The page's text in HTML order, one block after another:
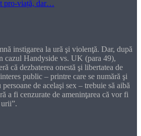
pro-viață, dar…
instigarea la ură şi violenţă. Dar, după
cazul Handyside vs. UK (para 49),
că dezbaterea onestă şi libertatea de
public – printre care se numără şi
de acelaşi sex – trebuie să aibă
a fi cenzurate de ameninţarea că vor fi